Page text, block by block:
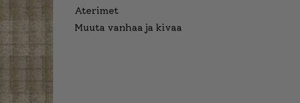
Aterimet
Muuta vanhaa ja kivaa